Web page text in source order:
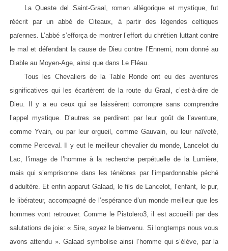
La Queste del Saint-Graal, roman allégorique et mystique, fut
réécrit par un abbé de Citeaux, à partir des légendes celtiques
païennes. L’abbé s’efforça de montrer l’effort du chrétien luttant contre
le mal et défendant la cause de Dieu contre l’Ennemi, nom donné au
Diable au Moyen-Age, ainsi que dans Le Fléau.
Tous les Chevaliers de la Table Ronde ont eu des aventures
significatives qui les écartèrent de la route du Graal, c’est-à-dire de
Dieu. Il y a eu ceux qui se laissèrent corrompre sans comprendre
l’appel mystique. D’autres se perdirent par leur goût de l’aventure,
comme Yvain, ou par leur orgueil, comme Gauvain, ou leur naïveté,
comme Perceval. Il y eut le meilleur chevalier du monde, Lancelot du
Lac, l’image de l’homme à la recherche perpétuelle de la Lumière,
mais qui s’emprisonne dans les ténèbres par l’impardonnable péché
d’adultère. Et enfin apparut Galaad, le fils de Lancelot, l’enfant, le pur,
le libérateur, accompagné de l’espérance d’un monde meilleur que les
hommes vont retrouver. Comme le Pistolero3, il est accueilli par des
salutations de joie: « Sire, soyez le bienvenu. Si longtemps nous vous
avons attendu ». Galaad symbolise ainsi l’homme qui s’élève, par la